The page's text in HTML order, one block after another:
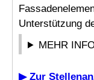
Unterstützung
MEHR
▶ Zur